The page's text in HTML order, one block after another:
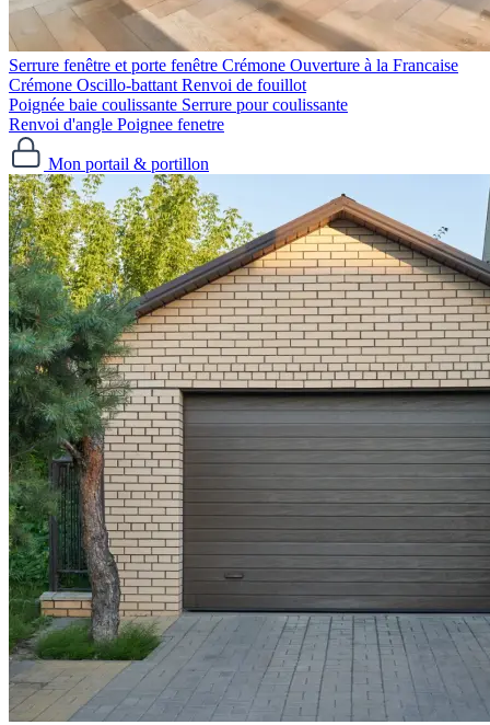
Serrure fenêtre et porte fenêtre Crémone Ouverture à la Francaise
Crémone Oscillo-battant Renvoi de fouillot
Poignée baie coulissante Serrure pour coulissante
Renvoi d'angle Poignee fenetre
Mon portail & portillon